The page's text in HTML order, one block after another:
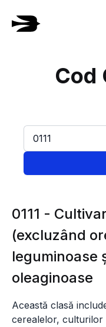
Cod
0111 -
(excluzând
leguminoase
oleaginoase
Această clasă
cerealelor, culturilor